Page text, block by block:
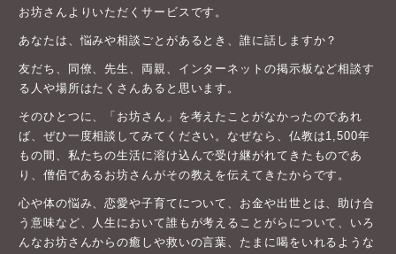
お坊さんよりいただくサービスです。
あなたは、悩みや相談ごとがあるとき、誰に話しますか？
友だち、同僚、先生、両親、インターネットの掲示板など相談す
る人や場所はたくさんあると思います。
そのひとつに、「お坊さん」を考えたことがなかったのであれ
ば、ぜひ一度相談してみてください。なぜなら、仏教は1,500年
もの間、私たちの生活に溶け込んで受け継がれてきたものであ
り、僧侶であるお坊さんがその教えを伝えてきたからです。
心や体の悩み、恋愛や子育てについて、お金や出世とは、助け合
う意味など、人生において誰もが考えることがらについて、いろ
んなお坊さんからの癒しや救いの言葉、たまに喝をいれるような